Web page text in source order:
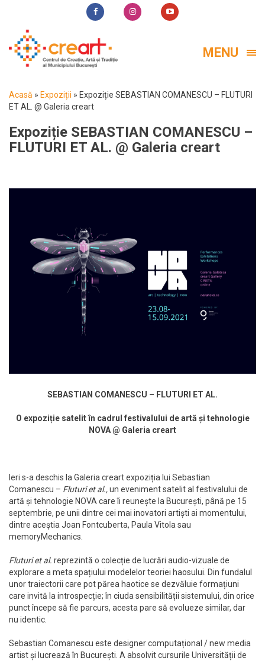
MENU
Acasă » Expoziții » Expoziție SEBASTIAN COMANESCU – FLUTURI
ET AL. @ Galeria creart
Expoziție SEBASTIAN COMANESCU –
FLUTURI ET AL. @ Galeria creart
SEBASTIAN COMANESCU – FLUTURI ET AL.
O expoziție satelit în cadrul festivalului de artă și tehnologie
NOVA @ Galeria creart
Ieri s-a deschis la Galeria creart expoziția lui Sebastian
Comanescu – Fluturi et al.,un eveniment satelit al festivalului de
artă și tehnologie NOVA care îi reunește la București, până pe 15
septembrie, pe unii dintre cei mai inovatori artiști ai momentului,
dintre aceștia Joan Fontcuberta, Paula Vitola sau
memoryMechanics.
Fluturi et al. reprezintă o colecție de lucrări audio-vizuale de
explorare a meta spațiului modelelor teoriei haosului. Din fundalul
unor traiectorii care pot părea haotice se dezvăluie formațiuni
care invită la introspecție; în ciuda sensibilității sistemului, din orice
punct începe să fie parcurs, acesta pare să evolueze similar, dar
nu identic.
Sebastian Comanescu este designer computațional / new media
artist și lucrează în București. A absolvit cursurile Universității de